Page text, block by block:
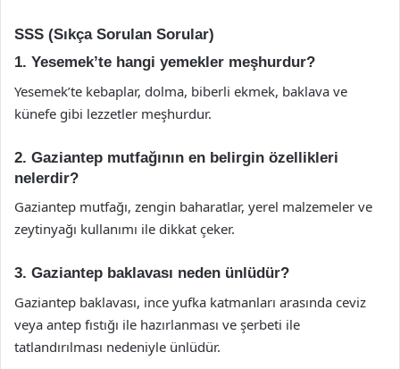
SSS (Sıkça Sorulan Sorular)
1. Yesemek’te hangi yemekler meşhurdur?
Yesemek’te kebaplar, dolma, biberli ekmek, baklava ve
künefe gibi lezzetler meşhurdur.
2. Gaziantep mutfağının en belirgin özellikleri
nelerdir?
Gaziantep mutfağı, zengin baharatlar, yerel malzemeler ve
zeytinyağı kullanımı ile dikkat çeker.
3. Gaziantep baklavası neden ünlüdür?
Gaziantep baklavası, ince yufka katmanları arasında ceviz
veya antep fıstığı ile hazırlanması ve şerbeti ile
tatlandırılması nedeniyle ünlüdür.